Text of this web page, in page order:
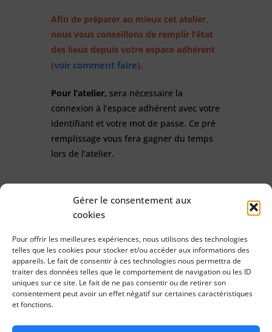
Gérer le consentement aux
cookies
Pour offrir les meilleures expériences, nous utilisons des technologies
telles que les cookies pour stocker et/ou accéder aux informations des
appareils. Le fait de consentir à ces technologies nous permettra de
traiter des données telles que le comportement de navigation ou les ID
uniques sur ce site. Le fait de ne pas consentir ou de retirer son
consentement peut avoir un effet négatif sur certaines caractéristiques
et fonctions.
Afin de préparer au mieux cet atelier,
nous vous conseillons de remplir l’état
des lieux depuis votre espace adhérent
(voir comment faire).
Pour l’atelier, sera nécessaire la
connexion à l’espace adhérent avec votre
identifiant et votre mot de passe. Ce pré
remplissage vous fera gagner du temps
lors de l’atelier.
DATE
06 octobre 2026
HEURE